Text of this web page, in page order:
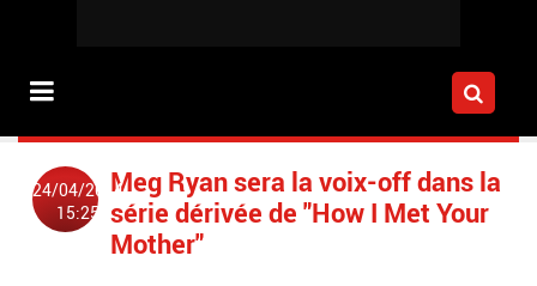
24/04/2014
15:25
Meg Ryan sera la voix-off dans la
série dérivée de "How I Met Your
Mother"